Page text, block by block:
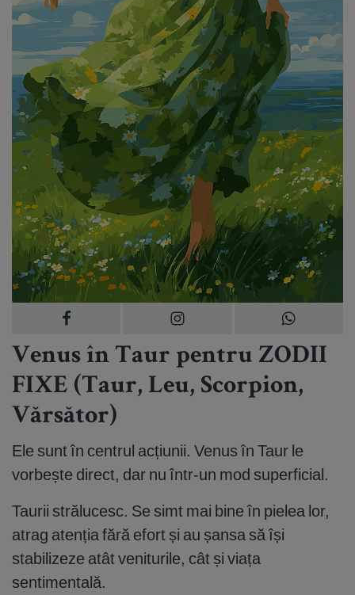
Venus în Taur pentru ZODII
FIXE (Taur, Leu, Scorpion,
Vărsător)
Ele sunt în centrul acțiunii. Venus în Taur le
vorbește direct, dar nu într-un mod superficial.
Taurii strălucesc. Se simt mai bine în pielea lor,
atrag atenția fără efort și au șansa să își
stabilizeze atât veniturile, cât și viața
sentimentală.